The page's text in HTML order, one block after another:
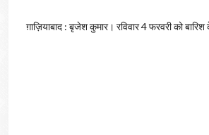
ग़ाज़ियाबाद : बृजेश कुमार। रविवार 4 फरवरी को बारिश